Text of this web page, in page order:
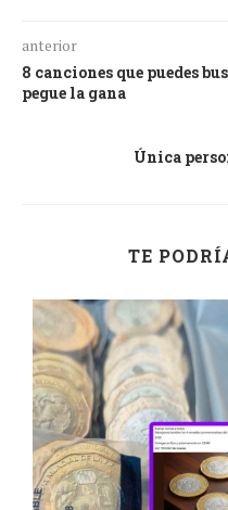
anterior
8 canciones que puedes
pegue la gana
Única
TE